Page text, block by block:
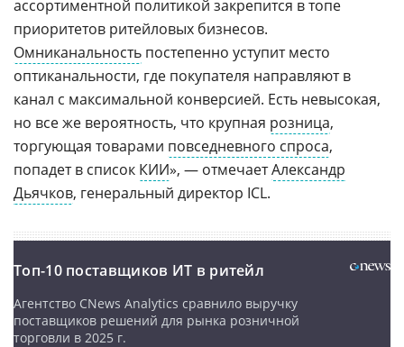
ассортиментной политикой закрепится в топе
приоритетов ритейловых бизнесов.
Омниканальность постепенно уступит место
оптиканальности, где покупателя направляют в
канал с максимальной конверсией. Есть невысокая,
но все же вероятность, что крупная розница,
торгующая товарами повседневного спроса,
попадет в список КИИ», — отмечаетАлександр
Дьячков, генеральный директор ICL.
Топ-10 поставщиков ИТ в ритейл
Агентство CNews Analytics сравнило выручку
поставщиков решений для рынка розничной
торговли в 2025 г.